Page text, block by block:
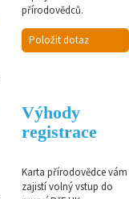
přírodovědců.
Položit dotaz
Výhody
registrace
Karta přírodovědce vám
zajistí volný vstup do